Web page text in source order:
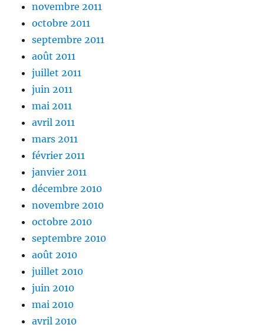
novembre 2011
octobre 2011
septembre 2011
août 2011
juillet 2011
juin 2011
mai 2011
avril 2011
mars 2011
février 2011
janvier 2011
décembre 2010
novembre 2010
octobre 2010
septembre 2010
août 2010
juillet 2010
juin 2010
mai 2010
avril 2010